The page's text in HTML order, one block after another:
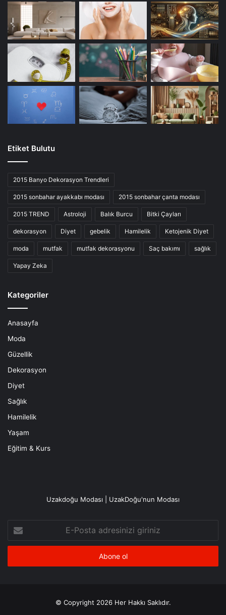
Etiket Bulutu
2015 Banyo Dekorasyon Trendleri
2015 sonbahar ayakkabı modası 2015 sonbahar çanta modası
2015 TREND Astroloji Balık Burcu Bitki Çayları
dekorasyon Diyet gebelik Hamilelik Ketojenik Diyet
moda mutfak mutfak dekorasyonu Saç bakımı sağlık
Yapay Zeka
Kategoriler
Anasayfa
Moda
Güzellik
Dekorasyon
Diyet
Sağlık
Hamilelik
Yaşam
Eğitim & Kurs
Uzakdoğu Modası | UzakDoğu'nun Modası
Posta
adresinizi
© Copyright 2026 Her Hakkı Saklıdır.